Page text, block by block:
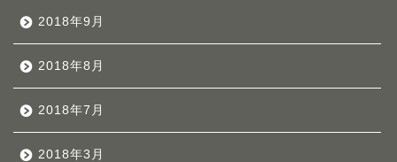
2018年9月
2018年8月
2018年7月
2018年3月